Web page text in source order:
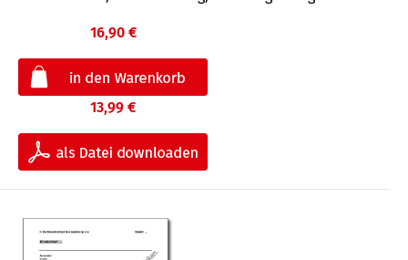
16,90 €
13,99 €